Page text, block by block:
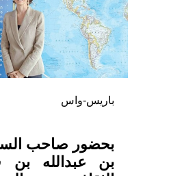
باريس-واس
بحضور صاحب
بن عبدالله بن